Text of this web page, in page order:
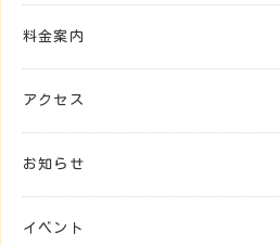
料金案内
アクセス
お知らせ
イベント